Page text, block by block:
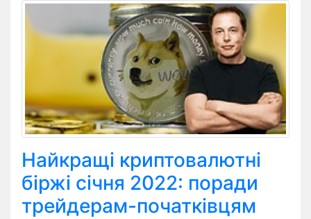
Найкращі криптовалютні
біржі січня 2022: поради
трейдерам-початківцям